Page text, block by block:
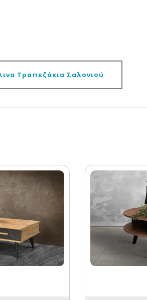
Τραπεζάκια Σαλονιού